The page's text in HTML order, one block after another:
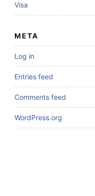
Visa
META
Log in
Entries feed
Comments feed
WordPress.org